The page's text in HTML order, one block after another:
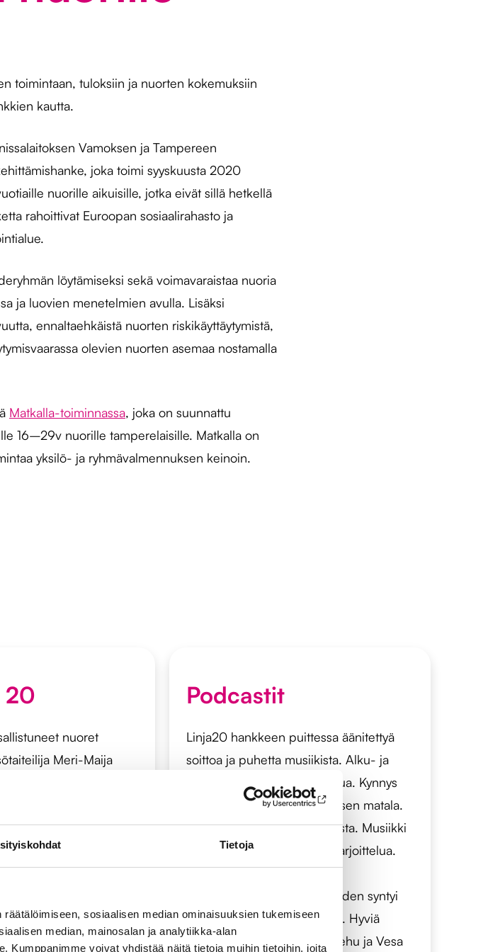
Tietoja
sosiaalisen median ominaisuuksien tukemiseen
median, mainosalan ja analytiikka-alan
Kumppanimme voivat yhdistää näitä tietoja muihin tietoihin, joita
toimintaan, tuloksiin ja nuorten kokemuksiin
kautta.
Vamoksen ja Tampereen
joka toimi syyskuusta 2020
nuorille aikuisille, jotka eivät sillä hetkellä
rahoittivat Euroopan sosiaalirahasto ja
löytämiseksi sekä voimavaraistaa nuoria
ja luovien menetelmien avulla. Lisäksi
ennaltaehkäistä nuorten riskikäyttäytymistä,
olevien nuorten asemaa nostamalla
Matkalla-toiminnassa, joka on suunnattu
16–29v nuorille tamperelaisille. Matkalla on
yksilö- ja ryhmävalmennuksen keinoin.
20
nuoret
Meri-Maija
ja
aikana.
lähiaikoina
hankkeeseen
Halusimme
Podcastit
Linja20 hankkeen puittessa äänitettyä
soittoa ja puhetta musiikista. Alku- ja
välisoitot ovat omaa jamittelua. Kynnys
tarttua soittimiin oli kohtuullisen matala.
Soundien haku oli osa keitosta. Musiikki
syntyi ilman minkäänlaista harjoittelua.
Podcastin jututkin tehtiin
käsikirjoittamatta. Improvisoiden syntyi
hyviä hetkiä ainakin tekijöille. Hyviä
kuunteluhetkiä T. Kontsa, Mehu ja Vesa